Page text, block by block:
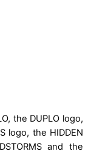
the DUPLO logo,
logo, the HIDDEN
and the